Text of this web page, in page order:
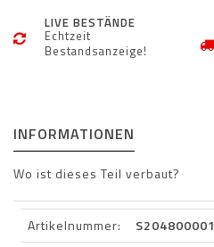
LIVE BESTÄNDE
Echtzeit
Bestandsanzeige!
INFORMATIONEN
Wo ist dieses Teil verbaut?
Artikelnummer:
S204800001